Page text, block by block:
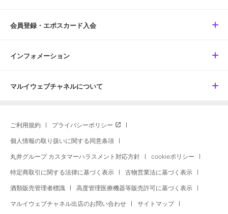
会員登録・エポスカード入会
インフォメーション
マルイウェブチャネルについて
ご利用規約 プライバシーポリシー
個人情報の取り扱いに関する同意条項
丸井グループ カスタマーハラスメント対応方針 cookieポリシー
特定商取引に関する法律に基づく表示 古物営業法に基づく表示
酒類販売管理者標識 高度管理医療機器等販売許可に基づく表示
マルイウェブチャネル出店のお問い合わせ サイトマップ